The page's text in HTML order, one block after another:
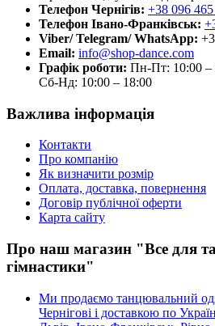
Телефон Чернігів: +38 096
Телефон Івано-Франківськ:
Viber/ Telegram/ WhatsApp:
Email: info@shop-dance.com
Графік роботи: Пн-Пт: 10:00 –
Сб-Нд: 10:00 – 18:00
Важлива інформація
Контакти
Про компанію
Як визначити розмір
Оплата, доставка, повернення
Договір публічної оферти
Карта сайту
Про наш магазин "Все для
гімнастики"
Ми продаємо танцювальний
Чернігові і доставкою по